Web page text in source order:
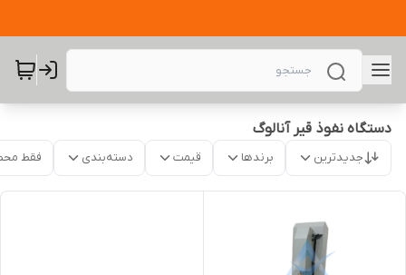
دستگاه نفوذ قیر آنالوگ
جدیدترین برندها قیمت دسته‌بندی فقط